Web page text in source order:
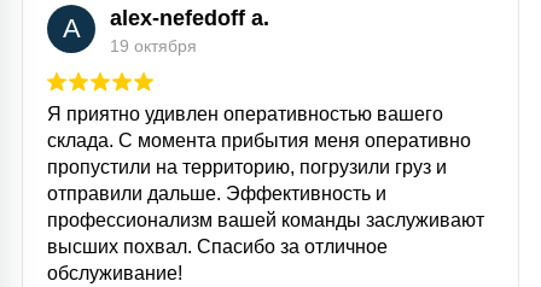
A alex-nefedoff a.
19 октября
Я приятно удивлен оперативностью вашего
склада. С момента прибытия меня оперативно
пропустили на территорию, погрузили груз и
отправили дальше. Эффективность и
профессионализм вашей команды заслуживают
высших похвал. Спасибо за отличное
обслуживание!